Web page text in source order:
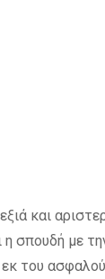
και
σπουδή με
του